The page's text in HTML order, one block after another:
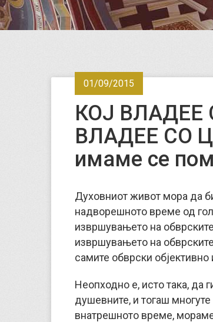
01/09/2015
КОЈ ВЛАДЕЕ
ВЛАДЕЕ СО
имаме се
Духовниот живот мора да
надворешното време од
извршувањето на
извршувањето на
самите обврски
Неопходно е, исто така, да
душевните, и тогаш
внатрешното време,